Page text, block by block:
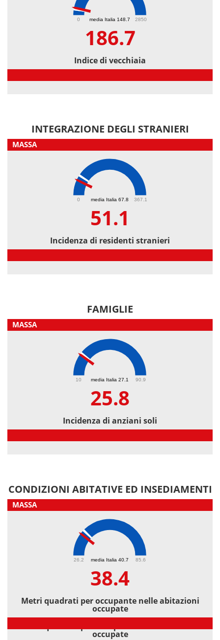
media Italia 148.7
0 2850
186.7
Indice di vecchiaia
INTEGRAZIONE DEGLI STRANIERI
MASSA
media Italia 67.8
0 367.1
51.1
Incidenza di residenti stranieri
FAMIGLIE
MASSA
media Italia 27.1
10 90.9
25.8
Incidenza di anziani soli
CONDIZIONI ABITATIVE ED INSEDIAMENTI
MASSA
media Italia 40.7
26.2 85.6
38.4
Metri quadrati per occupante nelle abitazioni
occupate
occupate